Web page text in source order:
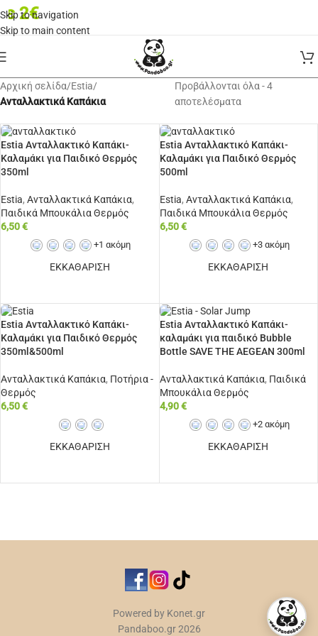
Skip to navigation
Skip to main content
2€
Αρχική σελίδα/Estia/
Ανταλλακτικά Καπάκια
Προβάλλονται όλα - 4
αποτελέσματα
Estia Ανταλλακτικό Καπάκι-
Καλαμάκι για Παιδικό Θερμός
350ml
Estia, Ανταλλακτικά Καπάκια,
Παιδικά Μπουκάλια Θερμός
6,50€
+1 ακόμη
ΕΚΚΑΘΑΡΙΣΗ
Estia Ανταλλακτικό Καπάκι-
Καλαμάκι για Παιδικό Θερμός
500ml
Estia, Ανταλλακτικά Καπάκια,
Παιδικά Μπουκάλια Θερμός
6,50€
+3 ακόμη
ΕΚΚΑΘΑΡΙΣΗ
Estia Ανταλλακτικό Καπάκι-
Καλαμάκι για Παιδικό Θερμός
350ml&500ml
Ανταλλακτικά Καπάκια, Ποτήρια -
Θερμός
6,50€
ΕΚΚΑΘΑΡΙΣΗ
Estia Ανταλλακτικό Καπάκι-
καλαμάκι για παιδικό Bubble
Bottle SAVE THE AEGEAN 300ml
Ανταλλακτικά Καπάκια, Παιδικά
Μπουκάλια Θερμός
4,90€
+2 ακόμη
ΕΚΚΑΘΑΡΙΣΗ
Powered by Konet.gr
Pandaboo.gr 2026